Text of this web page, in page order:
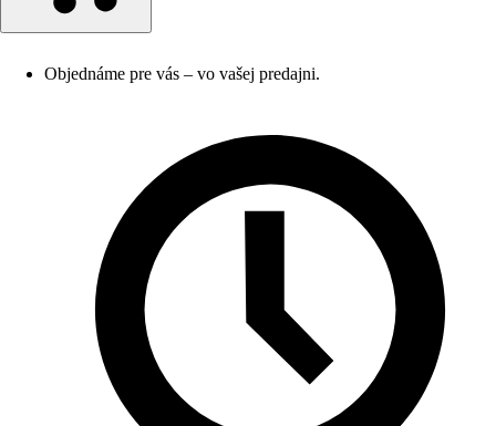
Objednáme pre vás – vo vašej predajni.